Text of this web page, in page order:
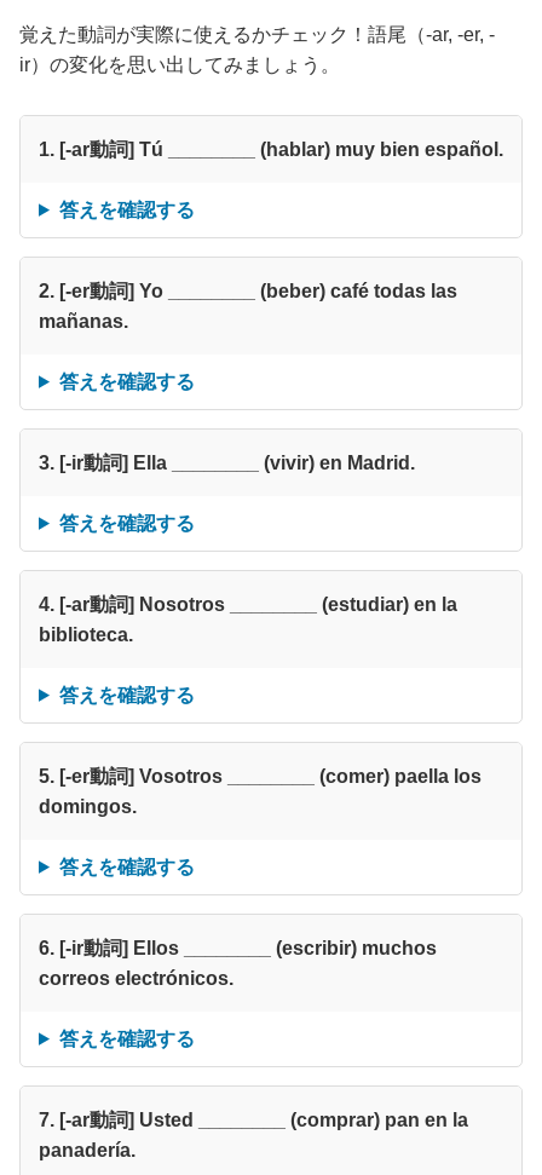
覚えた動詞が実際に使えるかチェック！語尾（-ar, -er, -
ir）の変化を思い出してみましょう。
1. [-ar動詞] Tú ________ (hablar) muy bien español.
答えを確認する
2. [-er動詞] Yo ________ (beber) café todas las
mañanas.
答えを確認する
3. [-ir動詞] Ella ________ (vivir) en Madrid.
答えを確認する
4. [-ar動詞] Nosotros ________ (estudiar) en la
biblioteca.
答えを確認する
5. [-er動詞] Vosotros ________ (comer) paella los
domingos.
答えを確認する
6. [-ir動詞] Ellos ________ (escribir) muchos
correos electrónicos.
答えを確認する
7. [-ar動詞] Usted ________ (comprar) pan en la
panadería.